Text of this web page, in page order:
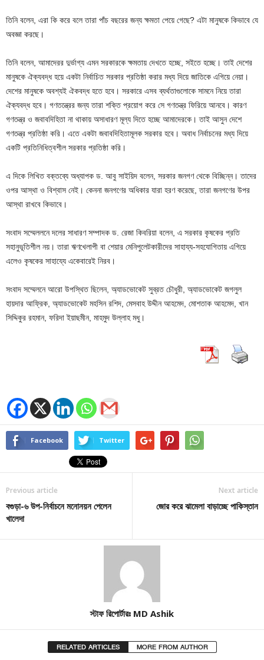
তিনি বলেন, এরা কি করে বলে তারা পাঁচ বছরের জন্য ক্ষমতা পেয়ে গেছে? এটা মানুষকে কিভাবে যে
অবজ্ঞা করছে।
তিনি বলেন, আমাদেরর দুর্ভাগ্য এমন সরকারকে ক্ষমতায় দেখতে হচ্ছে, সইতে হচ্ছে। তাই দেশের
মানুষকে ঐক্যবদ্ধ হয়ে একটা নির্বাচিত সরকার প্রতিষ্ঠা করার মধ্য দিয়ে জাতিকে এগিয়ে নেয়া।
দেশের মানুষকে অবশ্যই ঐকবদ্ধ হতে হবে। সরকারে এসব ব্যর্থতাগুলোকে সামনে নিয়ে তারা
ঐক্যবদ্ধ হবে। গণতন্ত্রের জন্য তারা শক্তি প্রয়োগ করে সে গণতন্ত্র ফিরিয়ে আনবে। কারণ
গণতন্ত্র ও জবাবদিহিতা না থাকায় অসাধারণ মূল্য দিতে হচ্ছে আমাদেরকে। তাই আসুন দেশে
গণতন্ত্র প্রতিষ্ঠা করি। এতে একটা জবাবদিহিতামূলক সরকার হবে। অবাধ নির্বাচনের মধ্য দিয়ে
একটি প্রতিনিধিত্বশীল সরকার প্রতিষ্ঠা করি।
এ দিকে লিখিত বক্তব্যে অধ্যাপক ড. আবু সাইয়িদ বলেন, সরকার জনগণ থেকে বিচ্ছিন্ন। তাদের
ওপর আস্থা ও বিশ্বাস নেই। কেননা জনগণের অধিকার যারা হরণ করেছে, তারা জনগণের উপর
আস্থা রাখবে কিভাবে।
সংবাদ সম্মেললনে দলের সাধারণ সম্পাদক ড. রেজা কিবরিয়া বলেন, এ সরকার কৃষকের প্রতি
সহানুভূতিশীল নয়। তারা ঋণখেলাপী বা শেয়ার মেনিপুলেটকারীদের সাহায্য-সহযোগিতায় এগিয়ে
এলেও কৃষকের সাহায্যে একেবারেই নিরব।
সংবাদ সম্মেলনে আরো উপস্থিত ছিলেন, অ্যাডভোকেট সুব্রত চৌধুরী, অ্যাডভোকেট জগলুল
হায়দার আফ্রিক, অ্যাডভোকেট মহসিন রশিদ, মেসবাহ উদ্দীন আহমেদ, মোশতাক আহমেদ, খান
সিদ্দিকুর রহমান, ফরিদা ইয়াছমীন, মাহমুদ উল্লাহ মধু।
Facebook Twitter
Previous article
বগুড়া-৬ উপ-নির্বাচনে মনোনয়ন পেলেন
খালেদা
Next article
জোর করে ঝামেলা বাড়াচ্ছে পাকিস্তান
স্টাফ রিপোর্টারঃ MD Ashik
RELATED ARTICLES MORE FROM AUTHOR